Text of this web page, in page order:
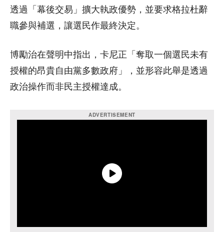
透過「幕後交易」擴大執政優勢，並要求格拉杜辭
職參與補選，讓選民作最終決定。
博勵治在聲明中指出，卡尼正「奪取一個選民未有
授權的昂貴自由黨多數政府」，並形容此舉是透過
政治操作而非民主授權達成。